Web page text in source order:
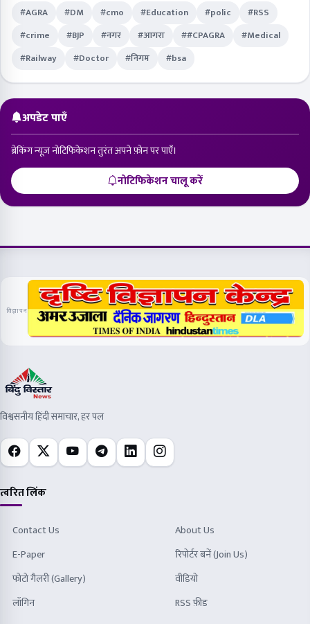
#AGRA #DM #cmo #Education #polic
#RSS
#crime
#BJP #नगर #आगरा ##CPAGRA
#Medical
#Railway
#Doctor #निगम #bsa
अपडेट पाएँ
ब्रेकिंग न्यूज़ नोटिफिकेशन तुरंत अपने फ़ोन पर पाएँ।
नोटिफिकेशन चालू करें
विज्ञापन
विश्वसनीय हिंदी समाचार, हर पल
त्वरित लिंक
Contact Us
About Us
E-Paper
रिपोर्टर बनें (Join Us)
फोटो गैलरी (Gallery)
वीडियो
लॉगिन
RSS फ़ीड